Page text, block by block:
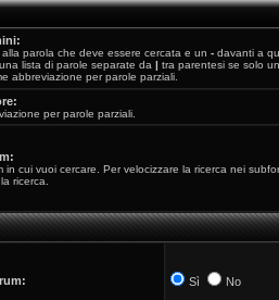
parola che deve essere cercata e un - davanti a
lista di parole separate da | tra parentesi se solo
abbreviazione per parole parziali.
per parole parziali.
in cui vuoi cercare. Per velocizzare la ricerca nei
ricerca.
Sì No